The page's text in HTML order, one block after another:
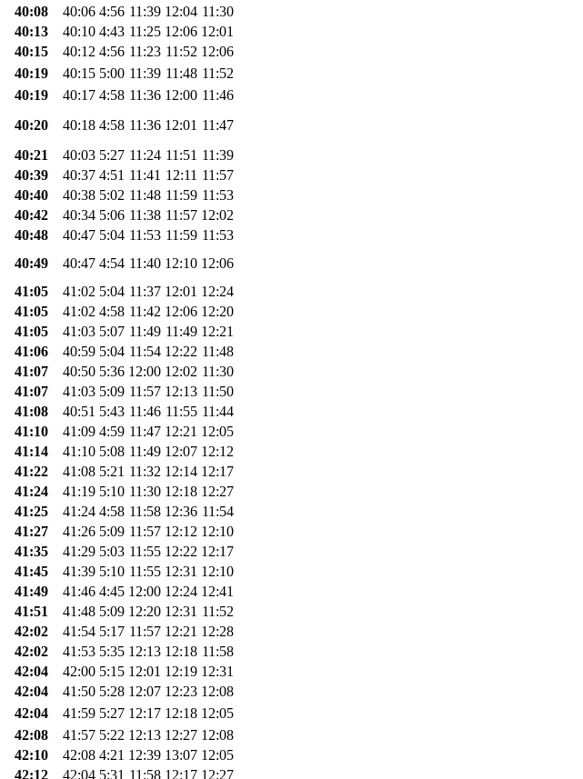
40:08 40:06 4:56 11:39 12:04 11:30
40:13 40:10 4:43 11:25 12:06 12:01
40:15 40:12 4:56 11:23 11:52 12:06
40:19 40:15 5:00 11:39 11:48 11:52
40:19 40:17 4:58 11:36 12:00 11:46
40:20 40:18 4:58 11:36 12:01 11:47
40:21 40:03 5:27 11:24 11:51 11:39
40:39 40:37 4:51 11:41 12:11 11:57
40:40 40:38 5:02 11:48 11:59 11:53
40:42 40:34 5:06 11:38 11:57 12:02
40:48 40:47 5:04 11:53 11:59 11:53
40:49 40:47 4:54 11:40 12:10 12:06
41:05 41:02 5:04 11:37 12:01 12:24
41:05 41:02 4:58 11:42 12:06 12:20
41:05 41:03 5:07 11:49 11:49 12:21
41:06 40:59 5:04 11:54 12:22 11:48
41:07 40:50 5:36 12:00 12:02 11:30
41:07 41:03 5:09 11:57 12:13 11:50
41:08 40:51 5:43 11:46 11:55 11:44
41:10 41:09 4:59 11:47 12:21 12:05
41:14 41:10 5:08 11:49 12:07 12:12
41:22 41:08 5:21 11:32 12:14 12:17
41:24 41:19 5:10 11:30 12:18 12:27
41:25 41:24 4:58 11:58 12:36 11:54
41:27 41:26 5:09 11:57 12:12 12:10
41:35 41:29 5:03 11:55 12:22 12:17
41:45 41:39 5:10 11:55 12:31 12:10
41:49 41:46 4:45 12:00 12:24 12:41
41:51 41:48 5:09 12:20 12:31 11:52
42:02 41:54 5:17 11:57 12:21 12:28
42:02 41:53 5:35 12:13 12:18 11:58
42:04 42:00 5:15 12:01 12:19 12:31
42:04 41:50 5:28 12:07 12:23 12:08
42:04 41:59 5:27 12:17 12:18 12:05
42:08 41:57 5:22 12:13 12:27 12:08
42:10 42:08 4:21 12:39 13:07 12:05
42:12 42:04 5:31 11:58 12:17 12:27